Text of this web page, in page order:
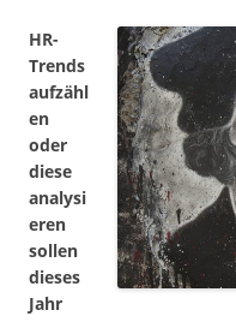
HR-
Trends
aufzähl
en
oder
diese
analysi
eren
sollen
dieses
Jahr